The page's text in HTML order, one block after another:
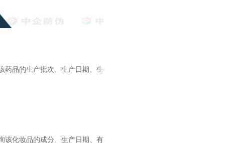
药品的生产批次、生产日期、生
该化妆品的成分、生产日期、有